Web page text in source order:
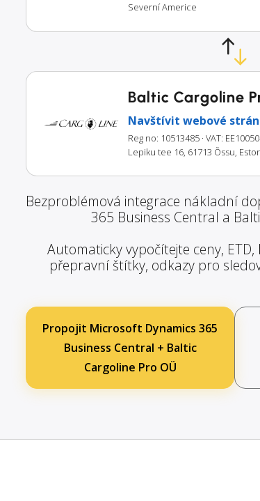
Severní Americe
Baltic Cargoline
Navštívit webové
Reg no: 10513485 · VAT:
Lepiku tee 16, 61713 Õssu,
Bezproblémová integrace nákladní
365 Business Central a
Automaticky vypočítejte ceny, ETD,
přepravní štítky, odkazy pro
Propojit Microsoft Dynamics 365
Business Central + Baltic
Cargoline Pro OÜ